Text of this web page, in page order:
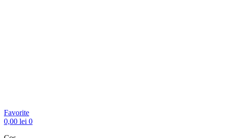
Favorite
0,00 lei 0